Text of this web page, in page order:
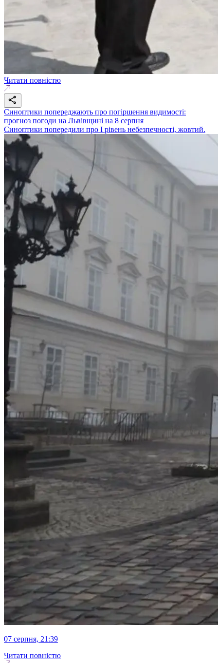
Читати повністю
Синоптики попереджають про погіршення видимості:
прогноз погоди на Львівщині на 8 серпня
Синоптики попередили про І рівень небезпечності, жовтий.
07 серпня, 21:39
Читати повністю